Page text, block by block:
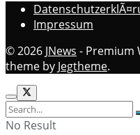
Impressum
© 2026 JNews - Premium
theme by Jegtheme.
No Result